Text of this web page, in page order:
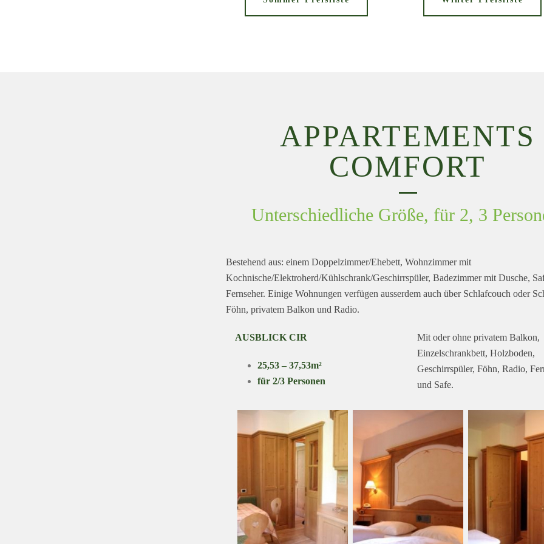
APPARTEMENTS
COMFORT
Unterschiedliche Größe, für 2, 3
Bestehend aus: einem Doppelzimmer/Ehebett, Wohnzimmer mit
Kochnische/Elektroherd/Kühlschrank/Geschirrspüler, Badezimmer mit Dusche,
Fernseher. Einige Wohnungen verfügen ausserdem auch über Schlafcouch oder
Föhn, privatem Balkon und Radio.
AUSBLICK CIR
25,53 – 37,53m²
für 2/3 Personen
Mit oder ohne privatem Balkon,
Einzelschrankbett, Holzboden,
Geschirrspüler, Föhn, Radio,
und Safe.